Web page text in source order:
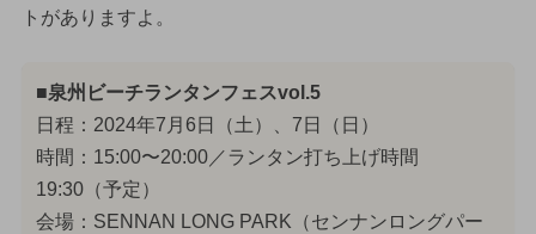
トがありますよ。
■泉州ビーチランタンフェスvol.5
日程：2024年7月6日（土）、7日（日）
時間：15:00〜20:00／ランタン打ち上げ時間
19:30（予定）
会場：SENNAN LONG PARK（センナンロングパー